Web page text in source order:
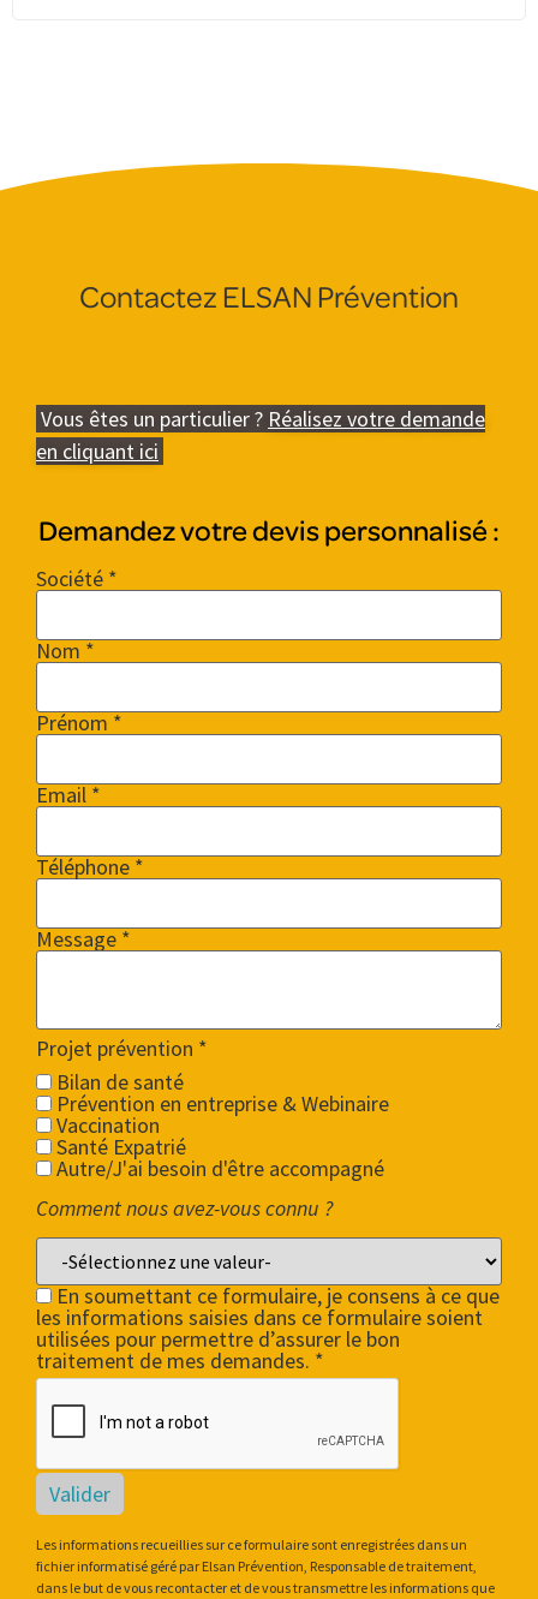
Contactez ELSAN Prévention
Vous êtes un particulier ? Réalisez votre demande
en cliquant ici
Demandez votre devis personnalisé :
Société *
Nom *
Prénom *
Email *
Téléphone *
Message *
Projet prévention *
Bilan de santé
Prévention en entreprise & Webinaire
Vaccination
Santé Expatrié
Autre/J'ai besoin d'être accompagné
Comment nous avez-vous connu ?
En soumettant ce formulaire, je consens à ce que
les informations saisies dans ce formulaire soient
utilisées pour permettre d’assurer le bon
traitement de mes demandes. *
Valider
Les informations recueillies sur ce formulaire sont enregistrées dans un
fichier informatisé géré par Elsan Prévention, Responsable de traitement,
dans le but de vous recontacter et de vous transmettre les informations que